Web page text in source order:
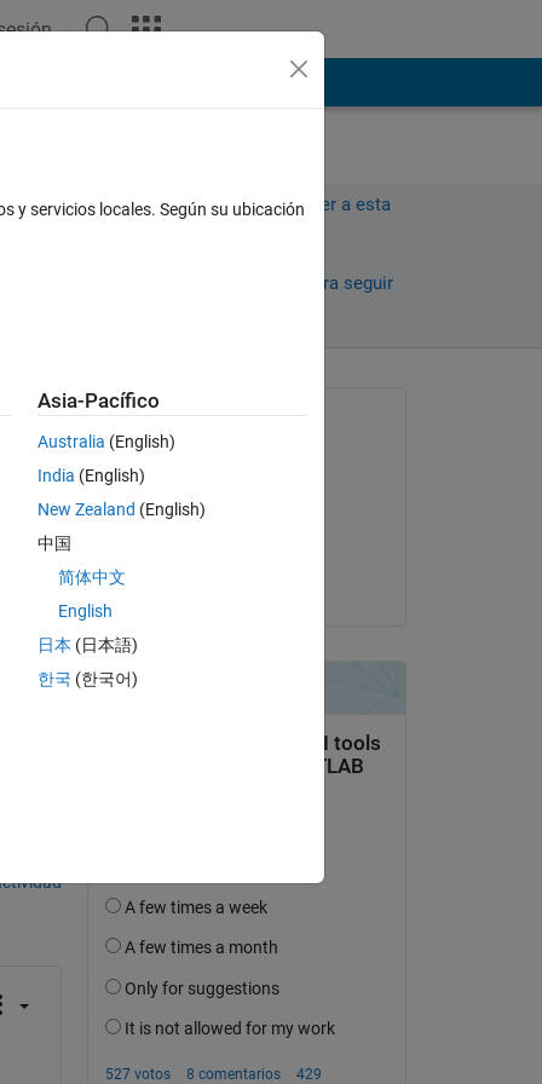
Iniciar sesión para responder a esta
Iniciar sesión para seguir
nadia naji
el 5 de Dic. de 2022
el 5 de Dic. de 2022
y servicios locales. Según su ubicación
Asia-Pacífico
Australia (English)
India (English)
New Zealand (English)
中国
简体中文
English
日本 (日本語)
한국 (한국어)